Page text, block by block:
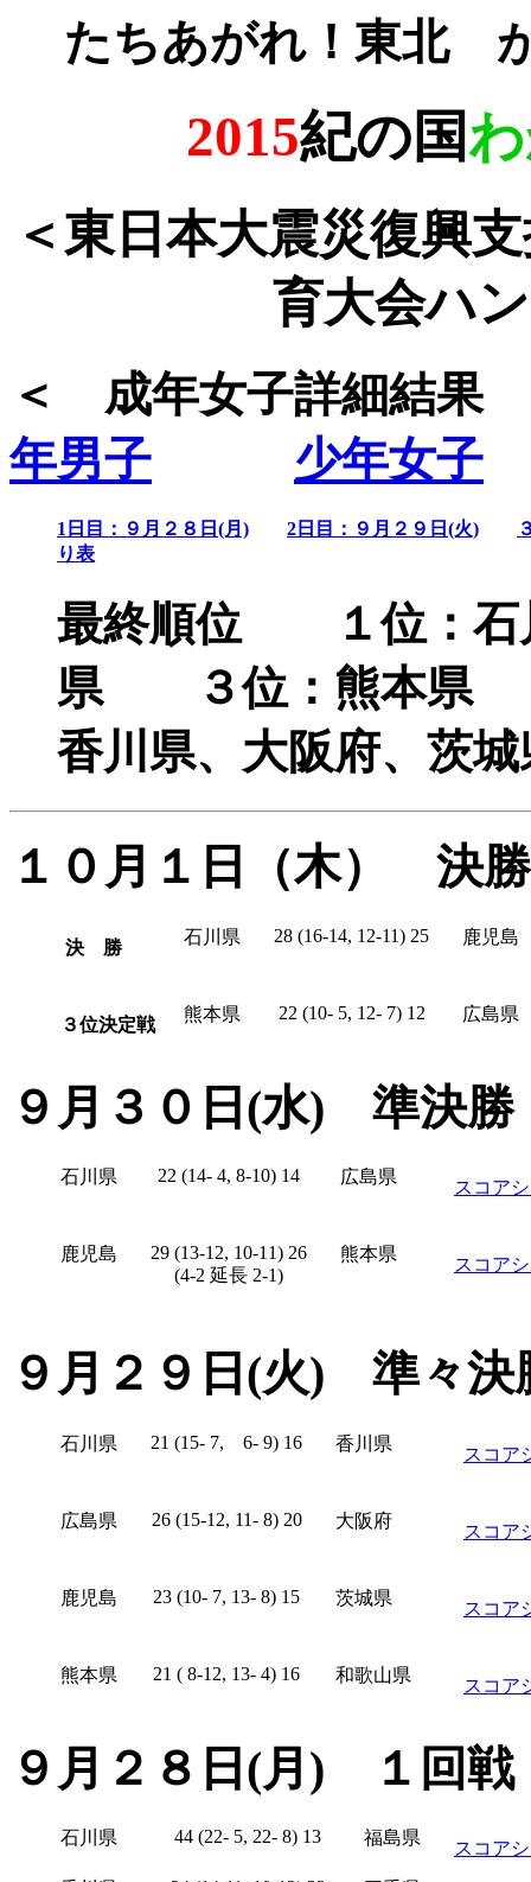
たちあがれ！東北
2015紀の国
＜東日本大震災復興
育大会ハ
＜ 成年女子詳
年男子
少年女子
1日目：９月２８日(月) 2日目：９月２９日(火)
り表
最終順位 １位：
県 ３位：熊本県
香川県、大阪府、茨
１０月１日（木） 決
決 勝
石川県 28 (16-14, 12-11) 25 鹿児島
３位決定戦
熊本県 22 (10- 5, 12- 7) 12 広島県
９月３０日(水) 準決勝
石川県 22 (14- 4, 8-10) 14 広島県
スコア
鹿児島
29 (13-12, 10-11) 26
(4-2 延長 2-1)
熊本県
スコア
９月２９日(火) 準々決
石川県 21 (15- 7, 6- 9) 16 香川県
スコア
広島県 26 (15-12, 11- 8) 20 大阪府
スコア
鹿児島 23 (10- 7, 13- 8) 15 茨城県
スコア
熊本県 21 ( 8-12, 13- 4) 16 和歌山県
スコア
９月２８日(月) １回戦
石川県 44 (22- 5, 22- 8) 13 福島県
スコア